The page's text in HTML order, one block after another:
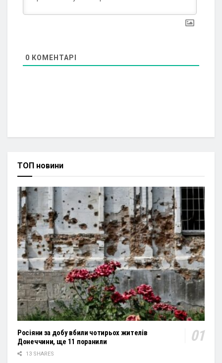
0 КОМЕНТАРІ
ТОП новини
Росіяни за добу вбили чотирьох жителів
Донеччини, ще 11 поранили
13 SHARES